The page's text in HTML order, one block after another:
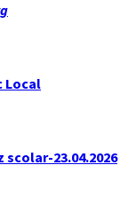
Local
23.04.2026